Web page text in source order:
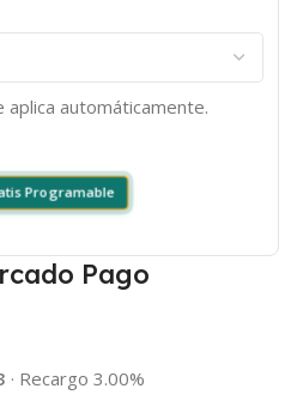
automáticamente.
Programable
Pago
· Recargo 3.00%